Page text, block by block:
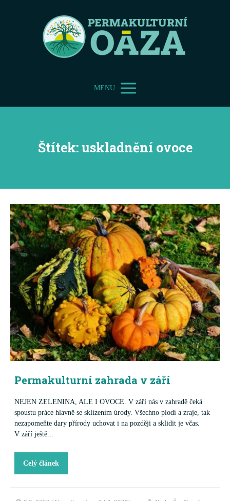
MENU
Štítek: uskladnění ovoce
Permakulturní zahrada v září
NEJEN ZELENINA, ALE I OVOCE. V září nás v zahradě čeká
spoustu práce hlavně se sklízením úrody. Všechno plodí a zraje, tak
nezapomeňte dary přírody uchovat i na později a sklidit je včas.
V září ještě...
Celý článek